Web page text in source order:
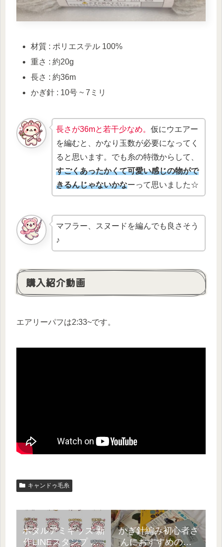
材質 : ポリエステル 100%
重さ : 約20g
長さ : 約36m
かぎ針 : 10号 ~ 7ミリ
長さが36mと若干少なめ。仮にウエアー
を編むと、かなり玉数が必要になってく
ると思います。でも糸の特徴からして、
すごくあったかくて可愛い感じの物がで
きるんじゃないかなーって思いました☆
マフラー、スヌードを編んでも良さそう
♪
購入紹介動画
エアリーパフは2:33~です。
キャンドゥ毛糸
ホタルアミキッズ 新
作LINEスタンプ 第1
かぎ針編み初心者さ
んにおすすめの本5